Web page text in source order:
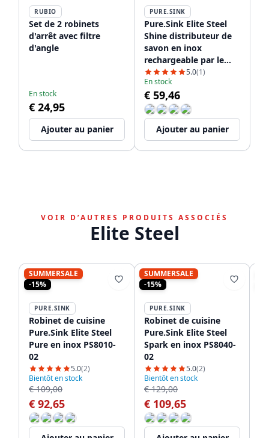
RUBIO
Set de 2 robinets
d'arrêt avec filtre
d'angle
En stock
€ 24,95
Ajouter au panier
PURE.SINK
Pure.Sink Elite Steel
Shine distributeur de
savon en inox
rechargeable par le
dessus PS9010-02
5.0(1)
En stock
€ 59,46
Ajouter au panier
VOIR D’AUTRES PRODUITS ASSOCIÉS
Elite Steel
SUMMERSALE
-15%
PURE.SINK
Robinet de cuisine
Pure.Sink Elite Steel
Pure en inox PS8010-
02
5.0(2)
Bientôt en stock
€ 109,00
€ 92,65
SUMMERSALE
-15%
PURE.SINK
Robinet de cuisine
Pure.Sink Elite Steel
Spark en inox PS8040-
02
5.0(2)
Bientôt en stock
€ 129,00
€ 109,65